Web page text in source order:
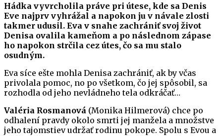
Hádka vyvrcholila práve pri útese, kde sa Denis
Eve najprv vyhrážal a napokon ju v návale zlosti
takmer udusil. Eva v snahe zachrániť svoj život
Denisa ovalila kameňom a po následnom zápase
ho napokon strčila cez útes, čo sa mu stalo
osudným.
Eva síce ešte mohla Denisa zachrániť, ak by včas
privolala pomoc, no po všetkom, čo jej spôsobil, sa
rozhodla od jeho nevládneho tela odkráčať…
Valéria Rosmanová (Monika Hilmerová) chce po
odhalení pravdy okolo smrti jej manžela a množstve
jeho tajomstiev udržať rodinu pokope. Spolu s Evou a